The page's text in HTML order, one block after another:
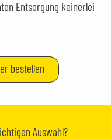
Entsorgung keinerlei
bestellen
Auswahl?